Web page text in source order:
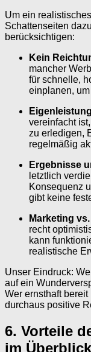
Um ein
Schattenseiten
berücksichtigen:
Kein
mancher
für schnelle,
einplanen,
vereinfacht
zu erledigen,
regelmäßig
Ergebnisse
letztlich
Konsequenz
gibt keine
Marketing
recht
kann
realistische
Unser Eindruck:
auf ein
Wer ernsthaft
durchaus positive
6. Vorteile
im Überblick